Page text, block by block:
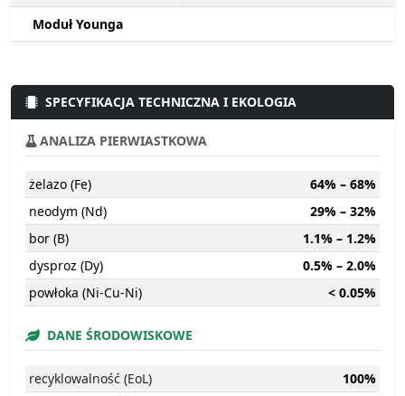
Moduł Younga
SPECYFIKACJA TECHNICZNA I EKOLOGIA
ANALIZA PIERWIASTKOWA
żelazo (Fe)
64% – 68%
neodym (Nd)
29% – 32%
bor (B)
1.1% – 1.2%
dysproz (Dy)
0.5% – 2.0%
powłoka (Ni-Cu-Ni)
< 0.05%
DANE ŚRODOWISKOWE
recyklowalność (EoL)
100%